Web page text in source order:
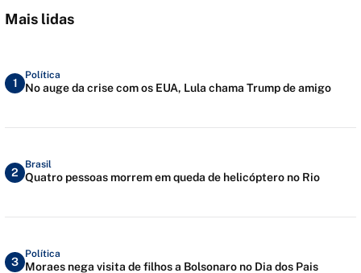
Mais lidas
1
Política
No auge da crise com os EUA, Lula chama Trump de amigo
2
Brasil
Quatro pessoas morrem em queda de helicóptero no Rio
3
Política
Moraes nega visita de filhos a Bolsonaro no Dia dos Pais